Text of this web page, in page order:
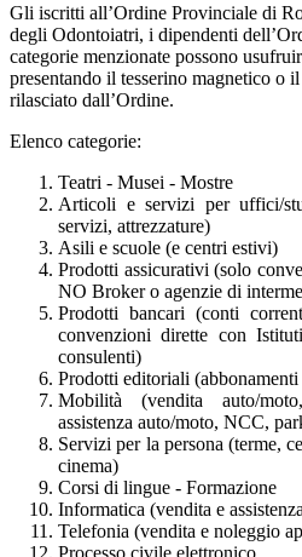
Gli iscritti all’Ordine Provinciale di
degli Odontoiatri, i dipendenti
categorie menzionate possono
presentando il tesserino magnetico o
rilasciato dall’Ordine.
Elenco categorie:
Teatri - Musei - Mostre
Articoli e servizi per uffici/
servizi, attrezzature)
Asili e scuole (e centri estivi)
Prodotti assicurativi (solo
NO Broker o agenzie di
Prodotti bancari (conti
convenzioni dirette con
consulenti)
Prodotti editoriali
Mobilità (vendita auto/
assistenza auto/moto, NCC,
Servizi per la persona (terme,
cinema)
Corsi di lingue - Formazione
Informatica (vendita e
Telefonia (vendita e noleggio
Processo civile elettronico